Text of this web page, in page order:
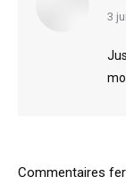
3
Commentaires